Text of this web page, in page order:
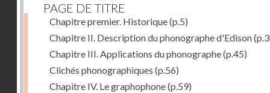
PAGE DE TITRE
Chapitre premier. Historique(p.5)
Chapitre II. Description du phonographe d'Edison
Chapitre III. Applications du phonographe(p.45)
Clichés phonographiques (p.56)
Chapitre IV. Le graphophone(p.59)